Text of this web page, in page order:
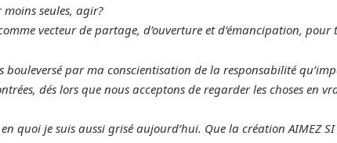
moins seules, agir?
vecteur de partage, d’ouverture et d’émancipation, pour
bouleversé par ma conscientisation de la responsabilité
dés lors que nous acceptons de regarder les choses en
quoi je suis aussi grisé aujourd’hui. Que la création AIMEZ